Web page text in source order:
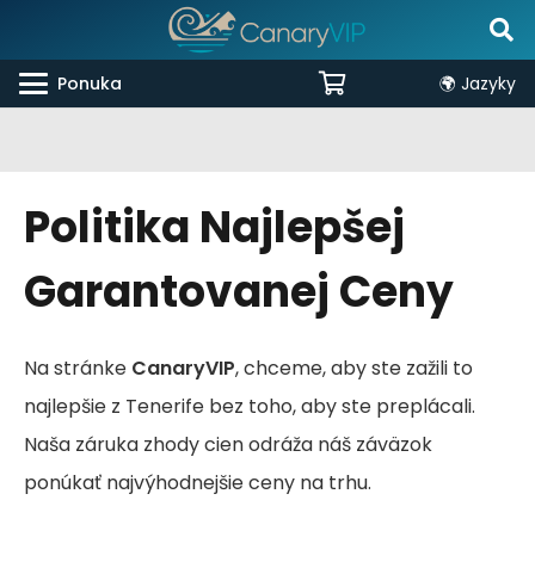
Ponuka 🌍 Jazyky
Politika Najlepšej
Garantovanej Ceny
Na stránke CanaryVIP, chceme, aby ste zažili to
najlepšie z Tenerife bez toho, aby ste preplácali.
Naša záruka zhody cien odráža náš záväzok
ponúkať najvýhodnejšie ceny na trhu.